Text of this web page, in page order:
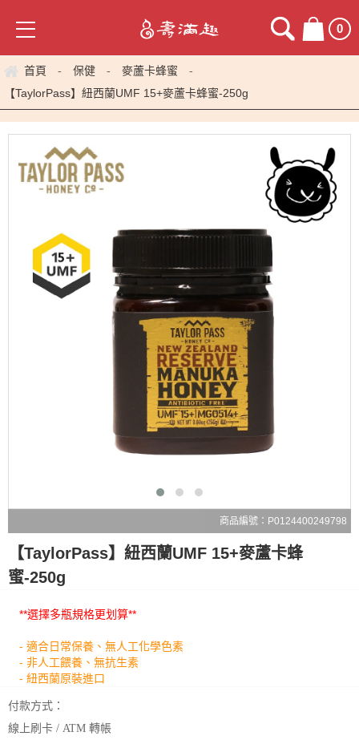
0
首頁 - 保健 - 麥蘆卡蜂蜜 -
【TaylorPass】紐西蘭UMF 15+麥蘆卡蜂蜜-250g
商品編號：P0124400249798
【TaylorPass】紐西蘭UMF 15+麥蘆卡蜂
蜜-250g
**選擇多瓶規格更划算**
- 適合日常保養、無人工化學色素
- 非人工餵養、無抗生素
- 紐西蘭原裝進口
付款方式：
線上刷卡 / ATM 轉帳